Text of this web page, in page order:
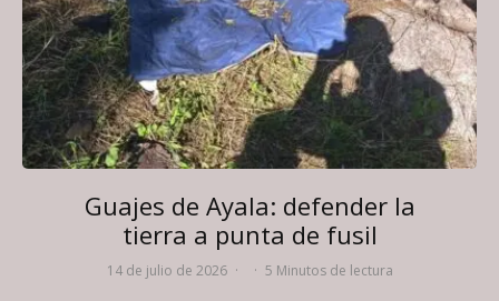
Guajes de Ayala: defender la
tierra a punta de fusil
14 de julio de 2026 · · 5 Minutos de lectura